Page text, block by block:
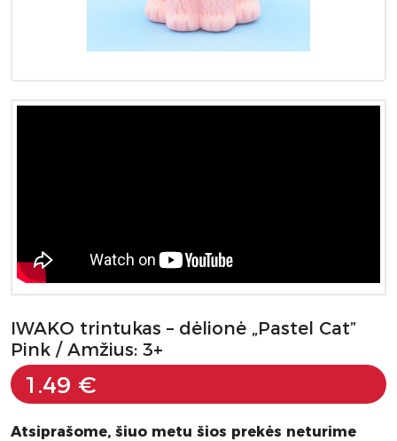
IWAKO trintukas – dėlionė „Pastel Cat”
Pink / Amžius: 3+
1.49 €
Atsiprašome, šiuo metu šios prekės neturime